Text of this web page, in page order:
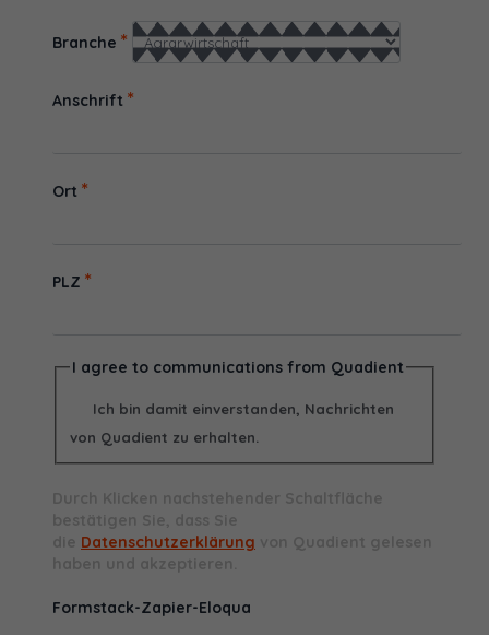
Branche *
Anschrift *
Ort *
PLZ *
I agree to communications from Quadient
Ich bin damit einverstanden, Nachrichten
von Quadient zu erhalten.
Datenschutzerklärung
Formstack-Zapier-Eloqua